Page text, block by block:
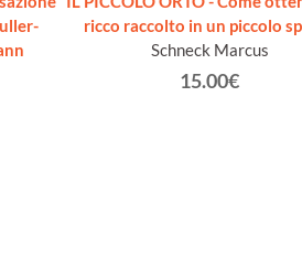
ricco raccolto in un piccolo
Schneck Marcus
15.00€